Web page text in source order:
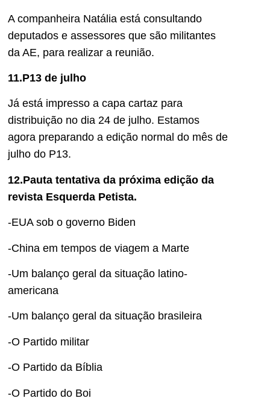
A companheira Natália está consultando
deputados e assessores que são militantes
da AE, para realizar a reunião.
11.P13 de julho
Já está impresso a capa cartaz para
distribuição no dia 24 de julho. Estamos
agora preparando a edição normal do mês de
julho do P13.
12.Pauta tentativa da próxima edição da
revista Esquerda Petista.
-EUA sob o governo Biden
-China em tempos de viagem a Marte
-Um balanço geral da situação latino-
americana
-Um balanço geral da situação brasileira
-O Partido militar
-O Partido da Bíblia
-O Partido do Boi